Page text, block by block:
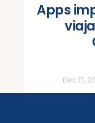
Apps
Dec 17,